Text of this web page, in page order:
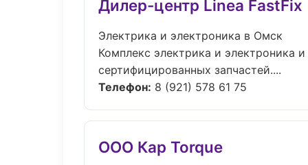
Дилер-центр Linea FastFix
Электрика и электроника в Омск
Комплекс электрика и электроника
сертифицированных запчастей....
Телефон: 8 (921) 578 61 75
ООО Кар Torque